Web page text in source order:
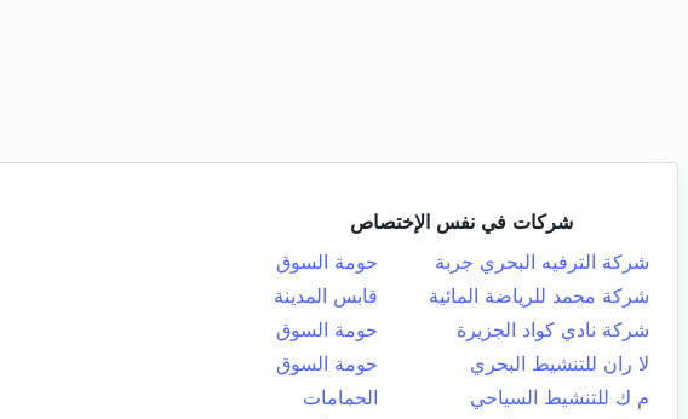
شركات في نفس الإختصاص
شركة الترفيه البحري جربة
حومة السوق
شركة محمد للرياضة المائية
قابس المدينة
شركة نادي كواد الجزيرة
حومة السوق
لا ران للتنشيط البحري
حومة السوق
م ك للتنشيط السياحي
الحمامات